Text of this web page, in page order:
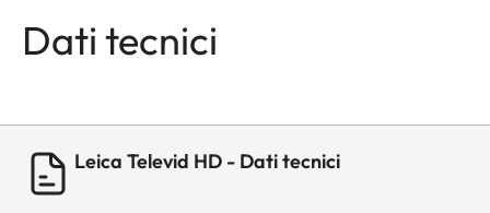
Dati tecnici
Leica Televid HD - Dati tecnici